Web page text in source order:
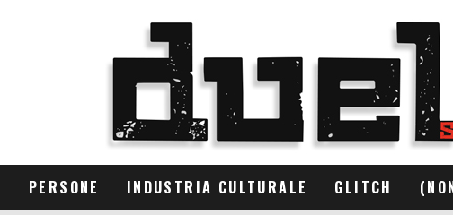
PERSONE INDUSTRIA CULTURALE GLITCH